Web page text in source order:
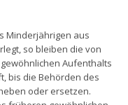
Minderjährigen aus
so bleiben die von
Aufenthalts
bis die Behörden des
oder ersetzen.